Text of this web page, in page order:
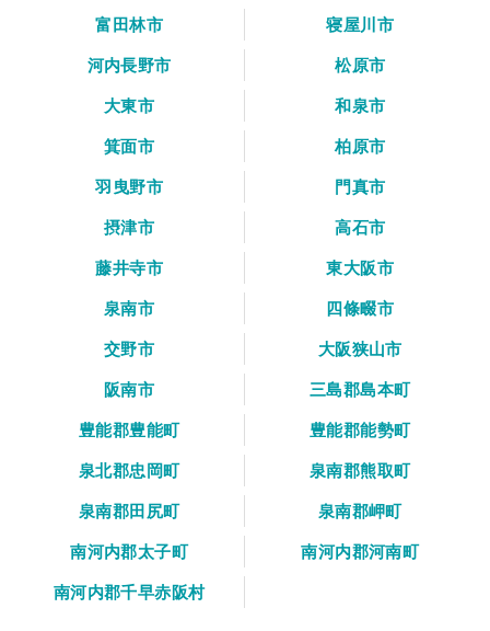
富田林市
寝屋川市
河内長野市
松原市
大東市
和泉市
箕面市
柏原市
羽曳野市
門真市
摂津市
高石市
藤井寺市
東大阪市
泉南市
四條畷市
交野市
大阪狭山市
阪南市
三島郡島本町
豊能郡豊能町
豊能郡能勢町
泉北郡忠岡町
泉南郡熊取町
泉南郡田尻町
泉南郡岬町
南河内郡太子町
南河内郡河南町
南河内郡千早赤阪村